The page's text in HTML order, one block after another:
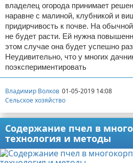
владелец огорода принимает
наравне с малиной, клубникой и
придирчивость к почве. На
не будет расти. Ей нужна
этом случае она будет успешно
Неудивительно, что у многих
поэкспериментировать
Владимир Волков 01-05-2019 14:08
Сельское хозяйство
Содержание пчел в
технология и методы